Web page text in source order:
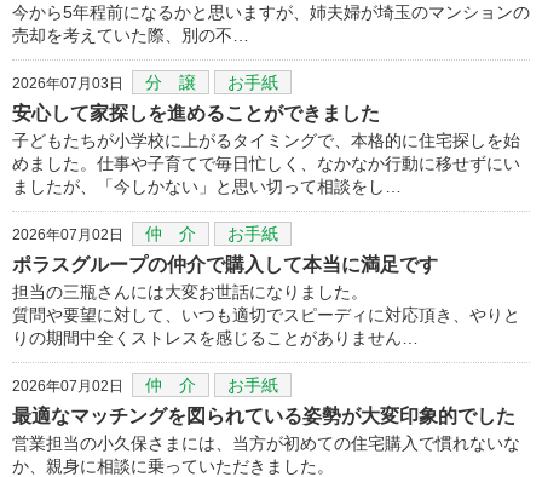
今から5年程前になるかと思いますが、姉夫婦が埼玉のマンションの
売却を考えていた際、別の不…
2026年07月03日 分 譲 お手紙
安心して家探しを進めることができました
子どもたちが小学校に上がるタイミングで、本格的に住宅探しを始
めました。仕事や子育てで毎日忙しく、なかなか行動に移せずにい
ましたが、「今しかない」と思い切って相談をし…
2026年07月02日 仲 介 お手紙
ポラスグループの仲介で購入して本当に満足です
担当の三瓶さんには大変お世話になりました。
質問や要望に対して、いつも適切でスピーディに対応頂き、やりと
りの期間中全くストレスを感じることがありません…
2026年07月02日 仲 介 お手紙
最適なマッチングを図られている姿勢が大変印象的でした
営業担当の小久保さまには、当方が初めての住宅購入で慣れないな
か、親身に相談に乗っていただきました。